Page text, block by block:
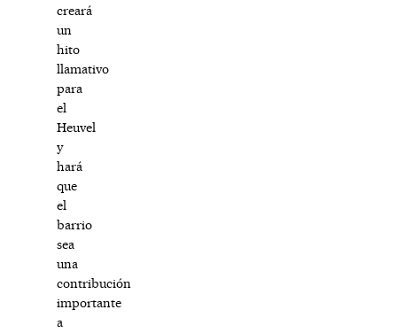
creará
un
hito
llamativo
para
el
Heuvel
y
hará
que
el
barrio
sea
una
contribución
importante
a